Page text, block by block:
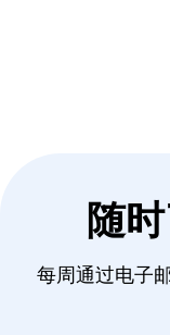
随
每周通过电子